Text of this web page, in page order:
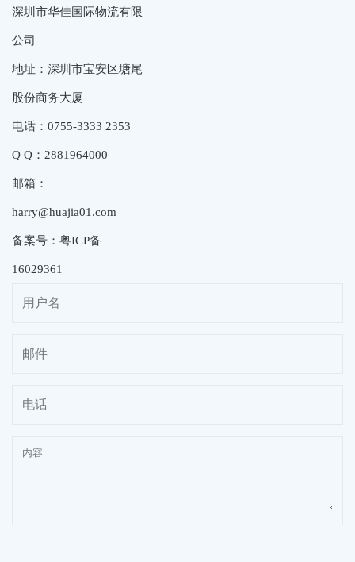
深圳市华佳国际物流有限
公司
地址：深圳市宝安区塘尾
股份商务大厦
电话：0755-3333 2353
Q Q：2881964000
邮箱：
harry@huajia01.com
备案号：粤ICP备
16029361